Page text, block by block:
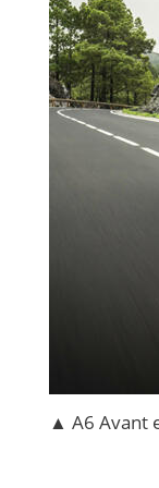
▲ A6 Avant